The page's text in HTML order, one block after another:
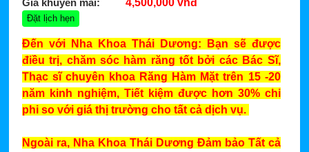
Đến với Nha Khoa Thái Dương: Bạn sẽ được
điều trị, chăm sóc hàm răng tốt bởi các Bác Sĩ,
Thạc sĩ chuyên khoa Răng Hàm Mặt trên 15 -20
năm kinh nghiệm, Tiết kiệm được hơn 30% chi
phi so với giá thị trường cho tất cả dịch vụ.
Ngoài ra, Nha Khoa Thái Dương Đảm bảo Tất cả